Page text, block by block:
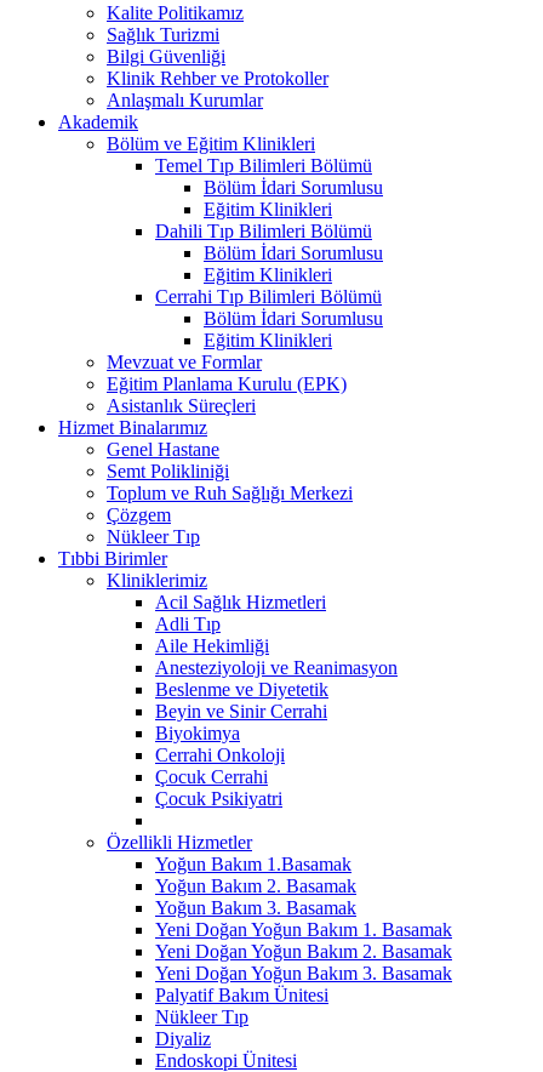
Kalite Politikamız
Sağlık Turizmi
Bilgi Güvenliği
Klinik Rehber ve Protokoller
Anlaşmalı Kurumlar
Akademik
Bölüm ve Eğitim Klinikleri
Temel Tıp Bilimleri Bölümü
Bölüm İdari Sorumlusu
Eğitim Klinikleri
Dahili Tıp Bilimleri Bölümü
Bölüm İdari Sorumlusu
Eğitim Klinikleri
Cerrahi Tıp Bilimleri Bölümü
Bölüm İdari Sorumlusu
Eğitim Klinikleri
Mevzuat ve Formlar
Eğitim Planlama Kurulu (EPK)
Asistanlık Süreçleri
Hizmet Binalarımız
Genel Hastane
Semt Polikliniği
Toplum ve Ruh Sağlığı Merkezi
Çözgem
Nükleer Tıp
Tıbbi Birimler
Kliniklerimiz
Acil Sağlık Hizmetleri
Adli Tıp
Aile Hekimliği
Anesteziyoloji ve Reanimasyon
Beslenme ve Diyetetik
Beyin ve Sinir Cerrahi
Biyokimya
Cerrahi Onkoloji
Çocuk Cerrahi
Çocuk Psikiyatri
Özellikli Hizmetler
Yoğun Bakım 1.Basamak
Yoğun Bakım 2. Basamak
Yoğun Bakım 3. Basamak
Yeni Doğan Yoğun Bakım 1. Basamak
Yeni Doğan Yoğun Bakım 2. Basamak
Yeni Doğan Yoğun Bakım 3. Basamak
Palyatif Bakım Ünitesi
Nükleer Tıp
Diyaliz
Endoskopi Ünitesi